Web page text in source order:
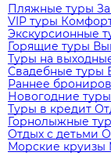
Пляжные туры
VIP туры
Экскурсионные
Горящие туры
Туры на
Свадебные туры
Раннее
Новогодние туры
Туры в кредит
Горнолыжные
Отдых с детьми
Морские круизы